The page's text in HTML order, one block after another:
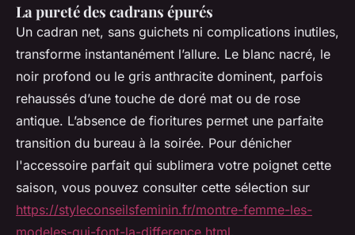
La pureté des cadrans épurés
Un cadran net, sans guichets ni complications inutiles,
transforme instantanément l’allure. Le blanc nacré, le
noir profond ou le gris anthracite dominent, parfois
rehaussés d’une touche de doré mat ou de rose
antique. L’absence de fioritures permet une parfaite
transition du bureau à la soirée. Pour dénicher
l'accessoire parfait qui sublimera votre poignet cette
saison, vous pouvez consulter cette sélection sur
https://styleconseilsfeminin.fr/montre-femme-les-